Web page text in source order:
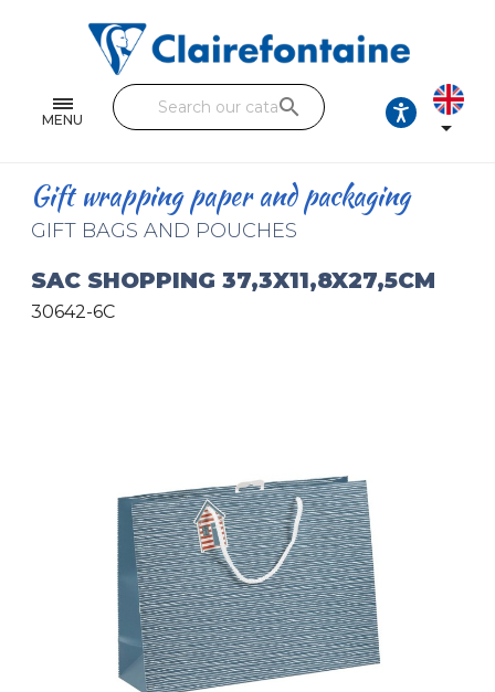
MENU
Single and double sheets
Fine arts
Handicraft
Pencil cases & Leather goods
search

Gift wrapping paper and packaging
GIFT BAGS AND POUCHES
SAC SHOPPING 37,3X11,8X27,5CM
30642-6C